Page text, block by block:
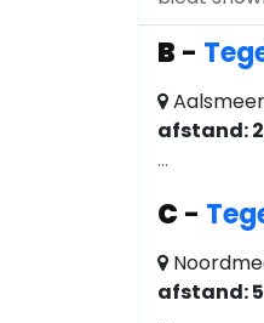
B -
afstand:
...
C -
afstand: